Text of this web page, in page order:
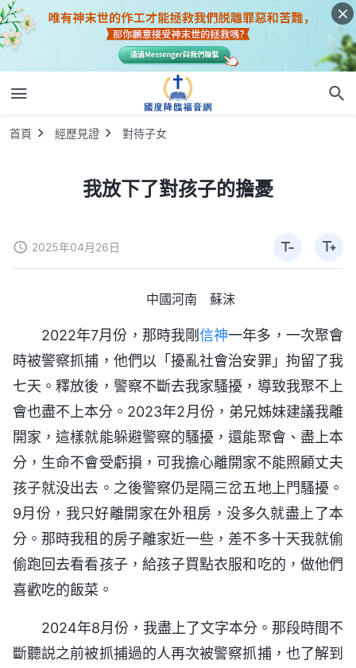
首頁 經歷見證 對待子女
我放下了對孩子的擔憂
2025年04月26日
中國河南 蘇沫
2022年7月份，那時我剛信神一年多，一次聚會
時被警察抓捕，他們以「擾亂社會治安罪」拘留了我
七天。釋放後，警察不斷去我家騷擾，導致我聚不上
會也盡不上本分。2023年2月份，弟兄姊妹建議我離
開家，這樣就能躲避警察的騷擾，還能聚會、盡上本
分，生命不會受虧損，可我擔心離開家不能照顧丈夫
孩子就没出去。之後警察仍是隔三岔五地上門騷擾。
9月份，我只好離開家在外租房，没多久就盡上了本
分。那時我租的房子離家近一些，差不多十天我就偷
偷跑回去看看孩子，給孩子買點衣服和吃的，做他們
喜歡吃的飯菜。
2024年8月份，我盡上了文字本分。那段時間不
斷聽説之前被抓捕過的人再次被警察抓捕，也了解到